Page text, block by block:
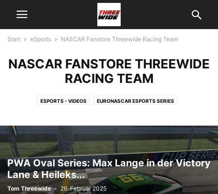
Start eSports NASCAR Fanstore Threewide Racing Team
NASCAR FANSTORE THREEWIDE
RACING TEAM
ESPORTS - VIDEOS EURONASCAR ESPORTS SERIES
NASCAR IRACING PRO INVITATIONAL SERIES
THREEWIDE DF1RACING E-SPORTS
THREEWIDE DF1RACING E-SPORTS - FAHRER V8 OVAL SERIES ESPORTS
PWA Oval Series: Max Lange in der Victory
Lane & Heileks...
Tom Threewide - 26. Februar 2025